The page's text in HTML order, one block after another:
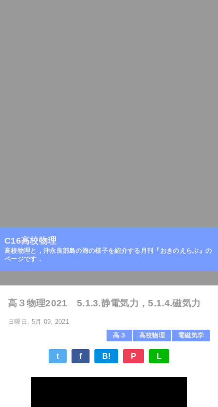
C16高校物理
高校物理と，沖永良部島の海の様子を紹介する月刊『おきのえらぶ』の
ページです．
高３物理2021 5.1.3.静電気力，5.1.4.磁気力
日曜日, 5月 09, 2021
高３
高校物理 電磁気学
t f B! P L